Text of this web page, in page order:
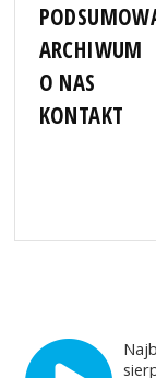
ARCHIWUM
O NAS
KONTAKT